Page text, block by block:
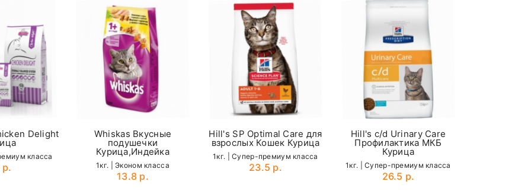
0,9%
0,6%
Пищевые добавки
8 мг / кг
27000 МЕ
2700 МЕ
135 мг / кг
110 - 120
130
, если сумма менее, доставка 4р
по стоимости отдельно
можно у наших менеджеров по телефонам:
31-58( MTS
fields are marked
Delight
класса
р.
Whiskas Вкусные
подушечки
Курица,Индейка
1кг. | Эконом класса
13.8 р.
Hill's SP Optimal Care для
взрослых Кошек Курица
1кг. | Cупер-премиум класса
23.5 р.
Hill's c/d Urinary Care
Профилактика МКБ
Курица
1кг. | Cупер-премиум класса
26.5 р.